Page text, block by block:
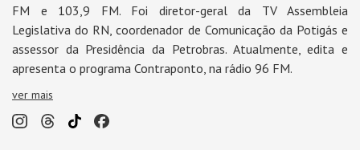
FM e 103,9 FM. Foi diretor-geral da TV Assembleia
Legislativa do RN, coordenador de Comunicação da Potigás e
assessor da Presidência da Petrobras. Atualmente, edita e
apresenta o programa Contraponto, na rádio 96 FM.
ver mais